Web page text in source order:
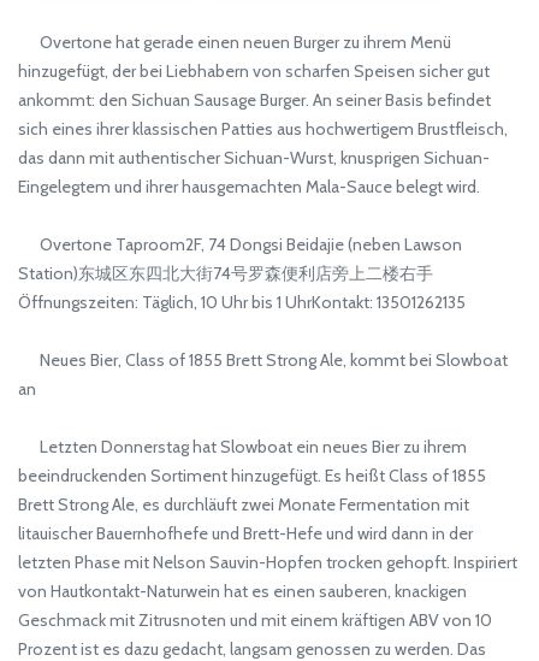
Overtone hat gerade einen neuen Burger zu ihrem Menü
hinzugefügt, der bei Liebhabern von scharfen Speisen sicher gut
ankommt: den Sichuan Sausage Burger. An seiner Basis befindet
sich eines ihrer klassischen Patties aus hochwertigem Brustfleisch,
das dann mit authentischer Sichuan-Wurst, knusprigen Sichuan-
Eingelegtem und ihrer hausgemachten Mala-Sauce belegt wird.
Overtone Taproom2F, 74 Dongsi Beidajie (neben Lawson
Station)东城区东四北大街74号罗森便利店旁上二楼右手
Öffnungszeiten: Täglich, 10 Uhr bis 1 UhrKontakt: 13501262135
Neues Bier, Class of 1855 Brett Strong Ale, kommt bei Slowboat
an
Letzten Donnerstag hat Slowboat ein neues Bier zu ihrem
beeindruckenden Sortiment hinzugefügt. Es heißt Class of 1855
Brett Strong Ale, es durchläuft zwei Monate Fermentation mit
litauischer Bauernhofhefe und Brett-Hefe und wird dann in der
letzten Phase mit Nelson Sauvin-Hopfen trocken gehopft. Inspiriert
von Hautkontakt-Naturwein hat es einen sauberen, knackigen
Geschmack mit Zitrusnoten und mit einem kräftigen ABV von 10
Prozent ist es dazu gedacht, langsam genossen zu werden. Das